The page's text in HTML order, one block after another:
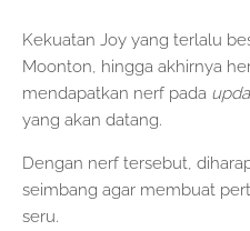
Kekuatan Joy yang terlalu
Moonton, hingga akhirnya
mendapatkan nerf pada
yang akan datang.
Dengan nerf tersebut,
seimbang agar membuat
seru.